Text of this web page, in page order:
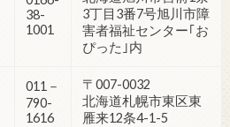
38-
1001
3丁目3番7号旭川市障
害者福祉センター｢お
ぴった｣内
011－
790-
1616
〒007-0032
北海道札幌市東区東
雁来12条4-1-5